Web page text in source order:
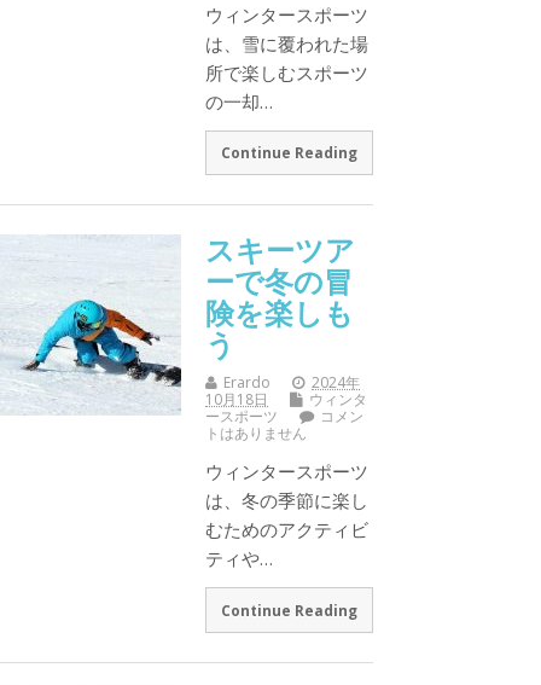
ウィンタースポーツ
は、雪に覆われた場
所で楽しむスポーツ
の一却…
Continue Reading
スキーツア
ーで冬の冒
険を楽しも
う
Erardo
2024年
10月18日
ウィンタ
ースポーツ
コメン
トはありません
ウィンタースポーツ
は、冬の季節に楽し
むためのアクティビ
ティや…
Continue Reading